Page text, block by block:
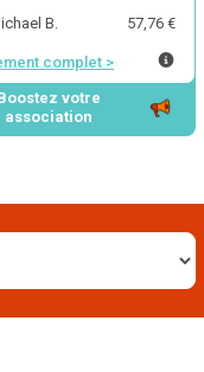
B. 57,76 €
complet >
votre
association